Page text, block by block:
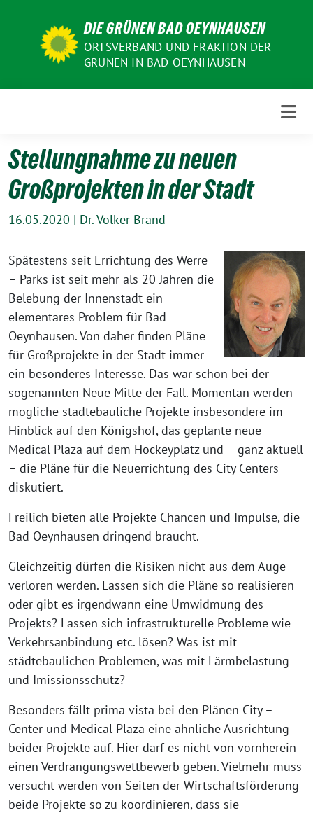
DIE GRÜNEN BAD OEYNHAUSEN
ORTSVERBAND UND FRAKTION DER
GRÜNEN IN BAD OEYNHAUSEN
Stellungnahme zu neuen
Großprojekten in der Stadt
16.05.2020 | Dr. Volker Brand
Spätestens seit Errichtung des Werre
– Parks ist seit mehr als 20 Jahren die
Belebung der Innenstadt ein
elementares Problem für Bad
Oeynhausen. Von daher finden Pläne
für Großprojekte in der Stadt immer
ein besonderes Interesse. Das war schon bei der
sogenannten Neue Mitte der Fall. Momentan werden
mögliche städtebauliche Projekte insbesondere im
Hinblick auf den Königshof, das geplante neue
Medical Plaza auf dem Hockeyplatz und – ganz aktuell
– die Pläne für die Neuerrichtung des City Centers
diskutiert.
Freilich bieten alle Projekte Chancen und Impulse, die
Bad Oeynhausen dringend braucht.
Gleichzeitig dürfen die Risiken nicht aus dem Auge
verloren werden. Lassen sich die Pläne so realisieren
oder gibt es irgendwann eine Umwidmung des
Projekts? Lassen sich infrastrukturelle Probleme wie
Verkehrsanbindung etc. lösen? Was ist mit
städtebaulichen Problemen, was mit Lärmbelastung
und Imissionsschutz?
Besonders fällt prima vista bei den Plänen City –
Center und Medical Plaza eine ähnliche Ausrichtung
beider Projekte auf. Hier darf es nicht von vornherein
einen Verdrängungswettbewerb geben. Vielmehr muss
versucht werden von Seiten der Wirtschaftsförderung
beide Projekte so zu koordinieren, dass sie